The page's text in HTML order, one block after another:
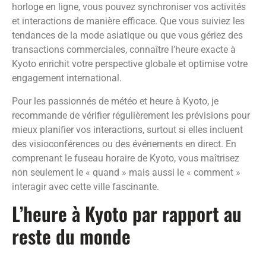
horloge en ligne, vous pouvez synchroniser vos activités
et interactions de manière efficace. Que vous suiviez les
tendances de la mode asiatique ou que vous gériez des
transactions commerciales, connaître l’heure exacte à
Kyoto enrichit votre perspective globale et optimise votre
engagement international.
Pour les passionnés de météo et heure à Kyoto, je
recommande de vérifier régulièrement les prévisions pour
mieux planifier vos interactions, surtout si elles incluent
des visioconférences ou des événements en direct. En
comprenant le fuseau horaire de Kyoto, vous maîtrisez
non seulement le « quand » mais aussi le « comment »
interagir avec cette ville fascinante.
L’heure à Kyoto par rapport au
reste du monde